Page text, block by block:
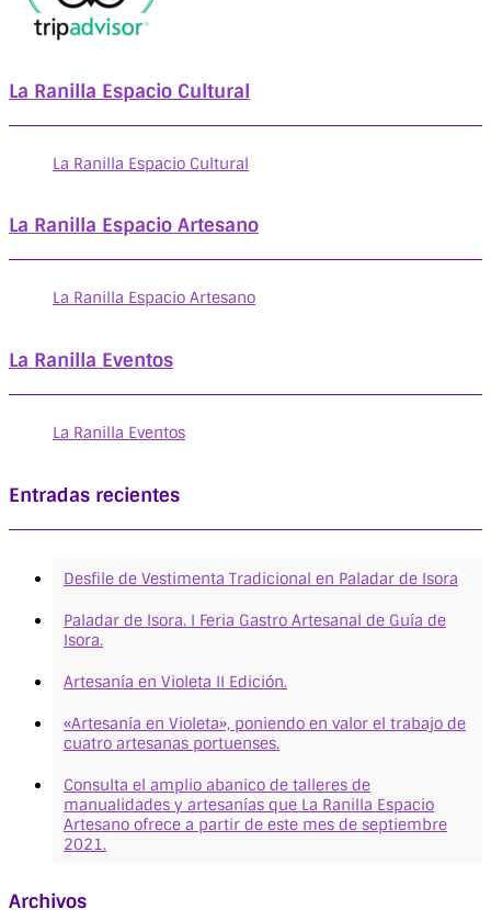
La Ranilla Espacio Cultural
La Ranilla Espacio Cultural
La Ranilla Espacio Artesano
La Ranilla Espacio Artesano
La Ranilla Eventos
La Ranilla Eventos
Entradas recientes
Desfile de Vestimenta Tradicional en Paladar de Isora
Paladar de Isora. I Feria Gastro Artesanal de Guía de
Isora.
Artesanía en Violeta II Edición.
«Artesanía en Violeta», poniendo en valor el trabajo de
cuatro artesanas portuenses.
Consulta el amplio abanico de talleres de
manualidades y artesanías que La Ranilla Espacio
Artesano ofrece a partir de este mes de septiembre
2021.
Archivos